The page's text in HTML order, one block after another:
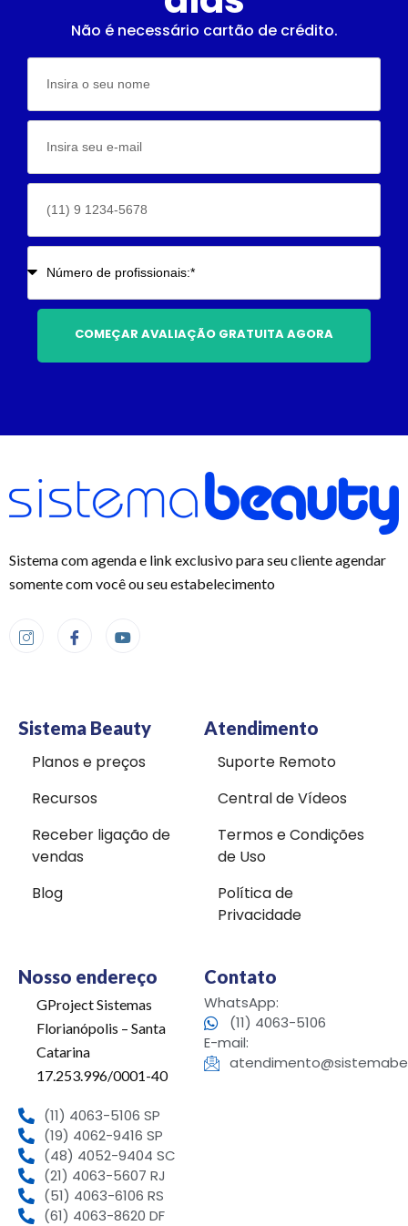
Não é necessário cartão de crédito.
COMEÇAR AVALIAÇÃO GRATUITA AGORA
Sistema com agenda e link exclusivo para seu cliente agendar
somente com você ou seu estabelecimento
Sistema Beauty
Planos e preços
Recursos
Receber ligação de
vendas
Blog
Atendimento
Suporte Remoto
Central de Vídeos
Termos e Condições
de Uso
Política de
Privacidade
Nosso endereço
GProject Sistemas
Florianópolis – Santa
Catarina
17.253.996/0001-40
(11) 4063-5106 SP
(19) 4062-9416 SP
(48) 4052-9404 SC
(21) 4063-5607 RJ
(51) 4063-6106 RS
(61) 4063-8620 DF
Contato
WhatsApp:
(11) 4063-5106
E-mail: